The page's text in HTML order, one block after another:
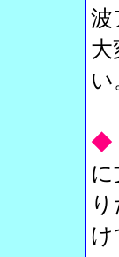
波
大
け